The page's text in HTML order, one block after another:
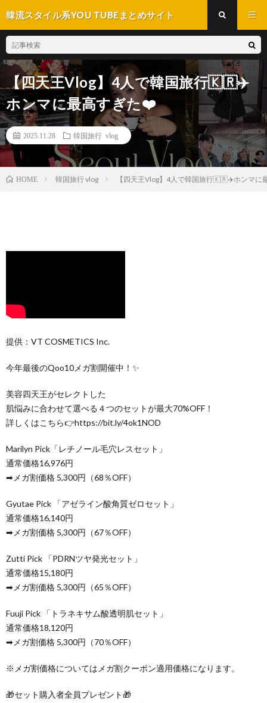
韓流スタイル系YOU TUBEまとめサイト
【四天王Vlog】4人で韓国旅行🇰🇷✈️
ホンマに最高すぎた❤️
2025.11.28 韓国旅行 vlog
HOME 韓国旅行 vlog 【四天王Vlog】4人で韓国旅行🇰🇷✈️ホンマに
提供：VT COSMETICS Inc.
今年最後のQoo10メガ割開催中！✨
美容四天王がセレクトした
肌悩みに合わせて選べる４つのセットが最大70%OFF！
詳しくはこちら👉https://bit.ly/4ok1NOD
Marilyn Pick「レチノール毛穴レスセット」
通常価格16,976円
➡メガ割価格 5,300円（68％OFF）
Gyutae Pick 「アゼライン酸角質ゼロセット」
通常価格16,140円
➡メガ割価格 5,300円（67％OFF）
Zutti Pick 「PDRNツヤ発光セット」
通常価格15,180円
➡メガ割価格 5,300円（65％OFF）
Fuuji Pick 「トラネキサム酸透明肌セット」
通常価格18,120円
➡メガ割価格 5,300円（70％OFF）
※メガ割価格についてはメガ割クーポン適用価格になります。
🎁セット購入者全員プレゼント🎁